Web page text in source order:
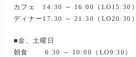
カフェ 14:30 ～ 16:00（LO15:30）
ディナー17:30 ～ 21:30（LO20:30）
■金、土曜日
朝食 6:30 ～ 10:00（LO9:30）